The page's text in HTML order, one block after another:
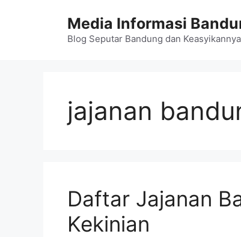
Media Informasi
Blog Seputar Bandung dan Keasyikannya
jajanan
Daftar Jajanan
Kekinian